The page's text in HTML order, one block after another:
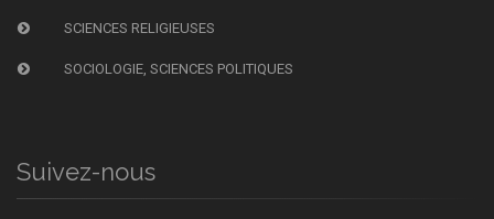
SCIENCES RELIGIEUSES
SOCIOLOGIE, SCIENCES POLITIQUES
Suivez-nous